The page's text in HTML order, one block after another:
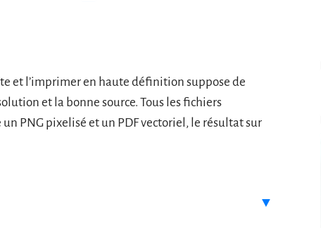
et l’imprimer en haute définition suppose de
et la bonne source. Tous les fichiers
PNG pixelisé et un PDF vectoriel, le résultat sur